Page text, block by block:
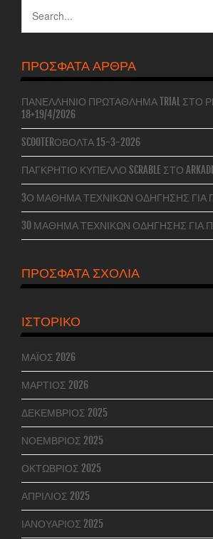
ΠΡΌΣΦΑΤΑ ΆΡΘΡΑ
ΠΑΝΕΛΛΉΝΙΟ ΠΡΩΤΆΘΛΗΜΑ TRIAL ΣΤΟ
18+19/4/2026
SCOOTERΌΒΟΛΤΑ 15-3-2026
ΠΑΓΚΡΉΤΙΟ ΚΎΠΕΛΛΟ SCRABLE ΣΤΟ ARKADI
3Ο ΜΆΘΗΜΑ ΤΕΧΝΙΚΏΝ ΟΔΉΓΗΣΗΣ ΓΙΑ
3O ΜΆΘΗΜΑ ΤΕΧΝΙΚΏΝ ΟΔΉΓΗΣΗΣ ΓΙΑ
ΠΡΌΣΦΑΤΑ ΣΧΌΛΙΑ
ΙΣΤΟΡΙΚΌ
ΜΆΙΟΣ 2026
ΜΆΡΤΙΟΣ 2026
ΔΕΚΈΜΒΡΙΟΣ 2025
ΝΟΈΜΒΡΙΟΣ 2025
ΟΚΤΏΒΡΙΟΣ 2025
ΑΠΡΊΛΙΟΣ 2025
ΙΑΝΟΥΆΡΙΟΣ 2025